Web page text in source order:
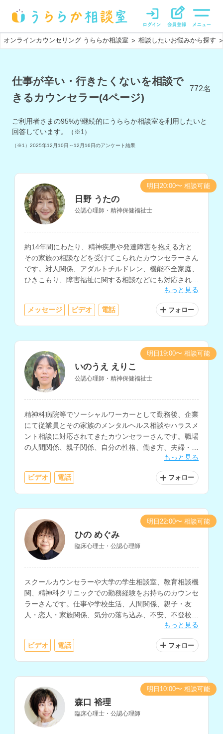
オンラインカウンセリング うららか相談室 > 相談したいお悩みから探す >
仕事が辛い・行きたくないを相談で
きるカウンセラー(4ページ)
772名
ご利用者さまの95%が継続的にうららか相談室を利用したいと
回答しています。
（※1）
（※1） 2025年12月10日～12月16日のアンケート結果
日野 うたの
公認心理師・精神保健福祉士
約14年間にわたり、精神疾患や発達障害を抱える方と
その家族の相談などを受けてこられたカウンセラーさん
です。対人関係、アダルトチルドレン、機能不全家庭、
ひきこもり、障害福祉に関する相談などにも対応されて
おり、ソーシャルワーカーとしての勤務経験もお持ちで
もっと見る
メッセージ ビデオ 電話 フォロー
明日20:00〜 相談可能
いのうえ えりこ
公認心理師・精神保健福祉士
精神科病院等でソーシャルワーカーとして勤務後、企業
にて従業員とその家族のメンタルヘルス相談やハラスメ
ント相談に対応されてきたカウンセラーさんです。職場
の人間関係、親子関係、自分の性格、働き方、夫婦・パ
ートナー関係などの相談に対応されています。もっと見る
ビデオ 電話 フォロー
明日19:00〜 相談可能
ひの めぐみ
臨床心理士・公認心理師
スクールカウンセラーや大学の学生相談室、教育相談機
関、精神科クリニックでの勤務経験をお持ちのカウンセ
ラーさんです。仕事や学校生活、人間関係、親子・友
人・恋人・家族関係、気分の落ち込み、不安、不登校、
発達障害、性格、人生についての相談などに対応されて
います。
もっと見る
ビデオ 電話 フォロー
明日22:00〜 相談可能
森口 裕理
臨床心理士・公認心理師
明日10:00〜 相談可能